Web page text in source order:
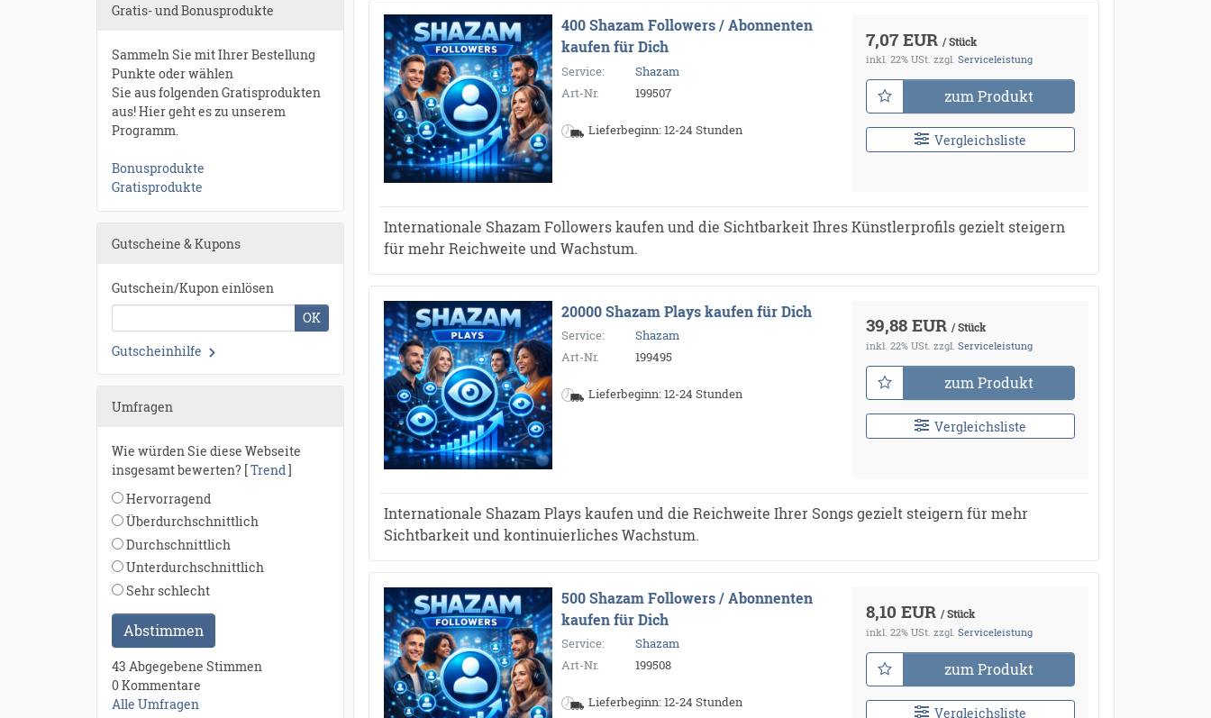
400 Shazam Followers / Abonnenten
kaufen für Dich
Service:
Shazam
Art-Nr.
199507
Lieferbeginn: 12-24 Stunden
7,07 EUR / Stück
inkl. 22% USt. zzgl. Serviceleistung
zum Produkt
Vergleichsliste
Internationale Shazam Followers kaufen und die Sichtbarkeit Ihres Künstlerprofils gezielt steigern
für mehr Reichweite und Wachstum.
20000 Shazam Plays kaufen für Dich
Service:
Shazam
Art-Nr.
199495
Lieferbeginn: 12-24 Stunden
39,88 EUR / Stück
inkl. 22% USt. zzgl. Serviceleistung
zum Produkt
Vergleichsliste
Internationale Shazam Plays kaufen und die Reichweite Ihrer Songs gezielt steigern für mehr
Sichtbarkeit und kontinuierliches Wachstum.
500 Shazam Followers / Abonnenten
kaufen für Dich
Service:
Shazam
Art-Nr.
199508
Lieferbeginn: 12-24 Stunden
8,10 EUR / Stück
inkl. 22% USt. zzgl. Serviceleistung
zum Produkt
Vergleichsliste
Gratis- und Bonusprodukte
Sammeln Sie mit Ihrer Bestellung
Punkte oder wählen
Sie aus folgenden Gratisprodukten
aus! Hier geht es zu unserem
Programm.
Bonusprodukte
Gratisprodukte
Gutscheine & Kupons
Gutschein/Kupon einlösen
OK
Gutscheinhilfe
Umfragen
Wie würden Sie diese Webseite
insgesamt bewerten? [Trend ]
Hervorragend
Überdurchschnittlich
Durchschnittlich
Unterdurchschnittlich
Sehr schlecht
Abstimmen
43 Abgegebene Stimmen
0 Kommentare
Alle Umfragen